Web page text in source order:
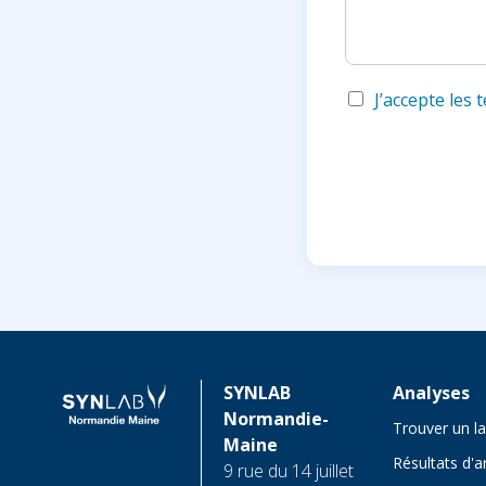
J’accepte
SYNLAB
Normandie-
Maine
9 rue du 14 juillet
Analyses
Trouver un
Résultats